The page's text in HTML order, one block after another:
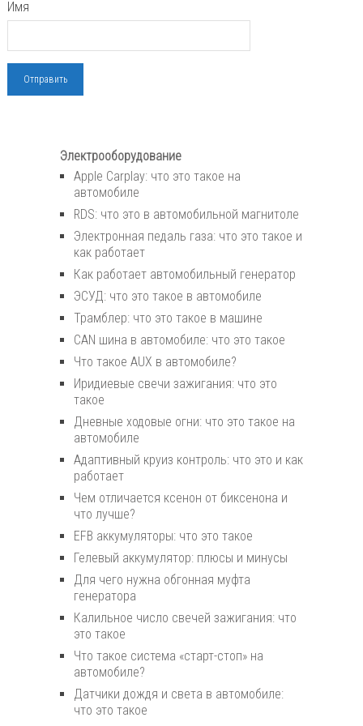
Имя
Электрооборудование
Apple Carplay: что это такое на
автомобиле
RDS: что это в автомобильной магнитоле
Электронная педаль газа: что это такое и
как работает
Как работает автомобильный генератор
ЭСУД: что это такое в автомобиле
Трамблер: что это такое в машине
CAN шина в автомобиле: что это такое
Что такое AUX в автомобиле?
Иридиевые свечи зажигания: что это
такое
Дневные ходовые огни: что это такое на
автомобиле
Адаптивный круиз контроль: что это и как
работает
Чем отличается ксенон от биксенона и
что лучше?
EFB аккумуляторы: что это такое
Гелевый аккумулятор: плюсы и минусы
Для чего нужна обгонная муфта
генератора
Калильное число свечей зажигания: что
это такое
Что такое система «старт-стоп» на
автомобиле?
Датчики дождя и света в автомобиле:
что это такое